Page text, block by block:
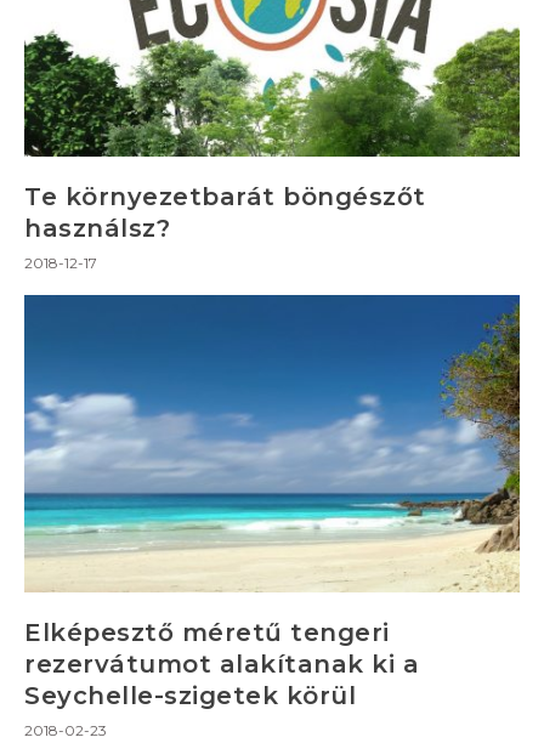
Te környezetbarát böngészőt
használsz?
2018-12-17
Elképesztő méretű tengeri
rezervátumot alakítanak ki a
Seychelle-szigetek körül
2018-02-23